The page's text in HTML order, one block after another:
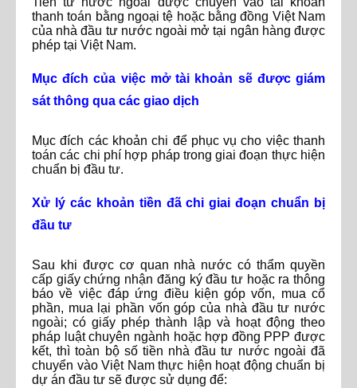
thanh toán bằng ngoại tệ hoặc bằng đồng Việt Nam
của nhà đầu tư nước ngoài mở tại ngân hàng được
phép tại Việt Nam.
Mục đích của việc mở tài khoản sẽ được giám
sát thông qua các giao dịch
Mục đích các khoản chi để phục vụ cho việc thanh
toán các chi phí hợp pháp trong giai đoạn thực hiện
chuẩn bị đầu tư.
Xử lý các khoản tiền đã chi giai đoạn chuẩn bị
đầu tư
Sau khi được cơ quan nhà nước có thẩm quyền
cấp giấy chứng nhận đăng ký đầu tư hoặc ra thông
báo về việc đáp ứng điều kiện góp vốn, mua cổ
phần, mua lại phần vốn góp của nhà đầu tư nước
ngoài; có giấy phép thành lập và hoạt động theo
pháp luật chuyên ngành hoặc hợp đồng PPP được
kết, thì toàn bộ số tiền nhà đầu tư nước ngoài đã
chuyển vào Việt Nam thực hiện hoạt động chuẩn bị
dự án đầu tư sẽ được sử dụng để: